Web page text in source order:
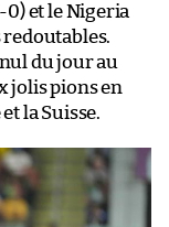
0) et le Nigeria
du jour au
jolis pions en
la Suisse.